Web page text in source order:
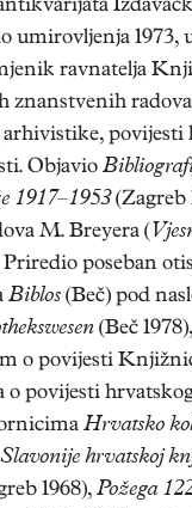
umirovljenja 1973,
ravnatelja
znanstvenih
povijesti
Objavio
1917–1953(Zagreb
M. Breyera (
Priredio poseban
Biblos (Beč) pod
(Beč
o povijesti
o povijesti
Hrvatsko
hrvatskoj
1968), Požega